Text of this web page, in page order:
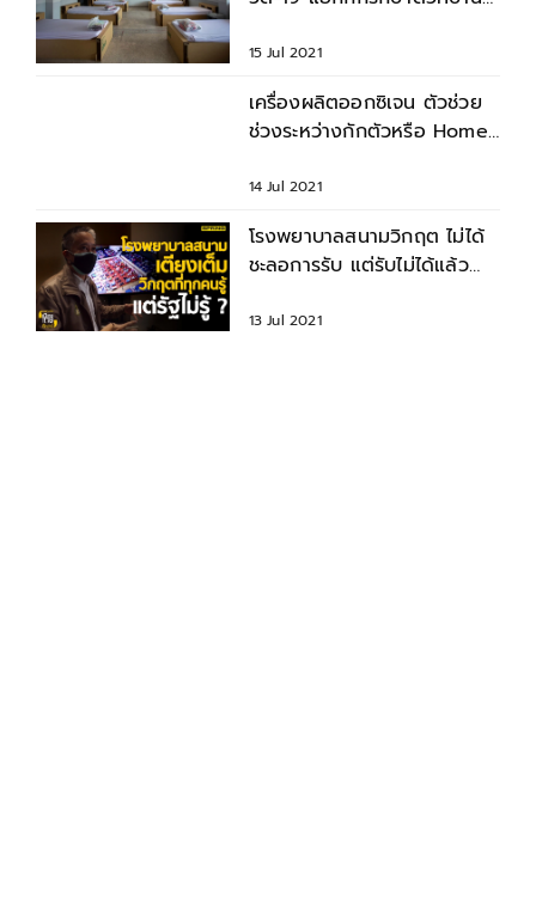
15 Jul 2021
เครื่องผลิตออกซิเจน ตัวช่วย
ช่วงระหว่างกักตัวหรือ Home
14 Jul 2021
โรงพยาบาลสนามวิกฤต ไม่ได้
ชะลอการรับ แต่รับไม่ได้แล้ว
13 Jul 2021